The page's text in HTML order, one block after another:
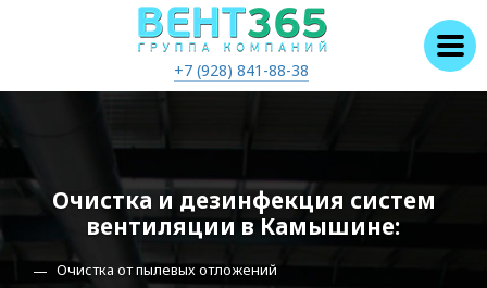
+7 (928) 841-88-38
Очистка и дезинфекция систем
вентиляции в Камышине:
Очистка от пылевых отложений